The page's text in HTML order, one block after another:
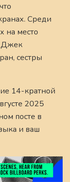
Среди
на место
Джек
сестры
14-кратной
2025
посте в
и ваш